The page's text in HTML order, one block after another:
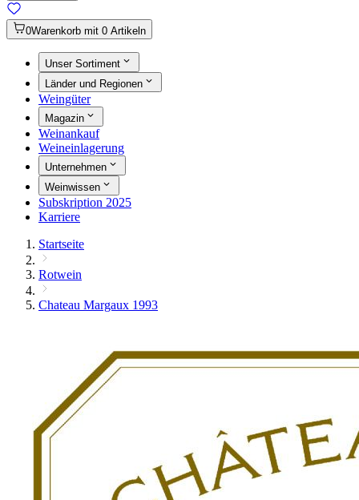
0Warenkorb mit 0 Artikeln
Unser Sortiment
Länder und Regionen
Weingüter
Magazin
Weinankauf
Weineinlagerung
Unternehmen
Weinwissen
Subskription 2025
Karriere
Startseite
Rotwein
Chateau Margaux 1993